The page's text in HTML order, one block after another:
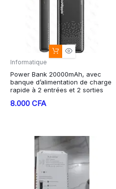
Informatique
Power Bank 20000mAh, avec
banque d’alimentation de charge
rapide à 2 entrées et 2 sorties
8.000 CFA